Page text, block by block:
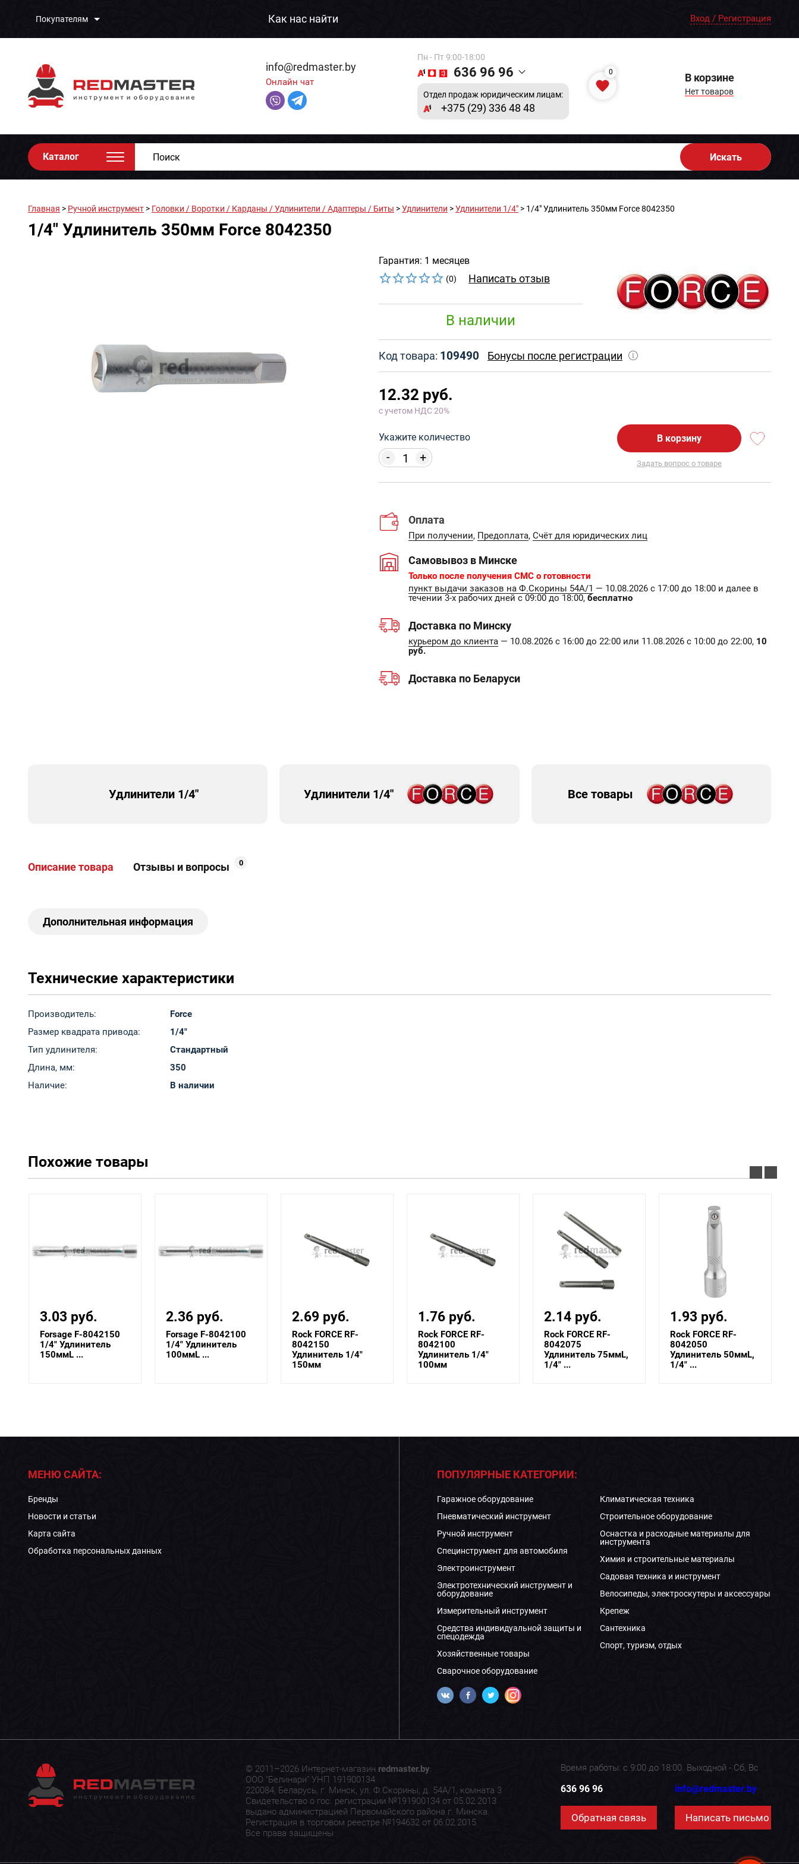
Покупателям Как нас найти Вход / Регистрация
info@redmaster.by
Онлайн чат
Пн - Пт 9:00-18:00
636 96 96
Отдел продаж юридическим лицам:
+375 (29) 336 48 48
0 В корзине
Нет товаров
Каталог Искать
Главная > Ручной инструмент > Головки / Воротки / Карданы / Удлинители / Адаптеры / Биты >Удлинители >Удлинители 1/4" > 1/4" Удлинитель 350мм Force 8042350
1/4" Удлинитель 350мм Force 8042350
Гарантия: 1 месяцев
(0) Написать отзыв
В наличии
Код товара: 109490 Бонусы после регистрации
12.32 руб.
с учетом НДС 20%
Укажите количество
+
-
В корзину
Задать вопрос о товаре
Оплата
При получении, Предоплата, Счёт для юридических лиц
Самовывоз в Минске
Только после получения СМС о готовности
пункт выдачи заказов на Ф.Скорины 54А/1 — 10.08.2026 с 17:00 до 18:00 и далее в
течении 3-х рабочих дней с 09:00 до 18:00, бесплатно
Доставка по Минску
курьером до клиента — 10.08.2026 с 16:00 до 22:00 или 11.08.2026 с 10:00 до 22:00, 10
руб.
Доставка по Беларуси
Удлинители 1/4" Удлинители 1/4" Все товары
Описание товара Отзывы и вопросы 0
Дополнительная информация
Технические характеристики
Производитель:
Force
Размер квадрата привода:
1/4"
Тип удлинителя:
Стандартный
Длина, мм:
350
Наличие:
В наличии
Похожие товары
2.36 руб.
Forsage F-8042100
1/4" Удлинитель
100ммL ...
2.69 руб.
Rock FORCE RF-
8042150
Удлинитель 1/4"
1.76 руб.
Rock FORCE RF-
8042100
Удлинитель 1/4"
100мм
2.14 руб.
Rock FORCE RF-
8042075
Удлинитель 75ммL,
1/4" ...
1.93 руб.
Rock FORCE RF-
8042050
Удлинитель 50ммL,
1/4" ...
10.97 руб.
Force 8042250W
Удлинитель 1/4"
качающийся 250мм
...
МЕНЮ САЙТА:
Бренды
Новости и статьи
Карта сайта
Обработка персональных данных
ПОПУЛЯРНЫЕ КАТЕГОРИИ:
Гаражное оборудование
Пневматический инструмент
Ручной инструмент
Специнструмент для автомобиля
Электроинструмент
Электротехнический инструмент и
оборудование
Измерительный инструмент
Средства индивидуальной защиты и
спецодежда
Хозяйственные товары
Сварочное оборудование
Климатическая техника
Строительное оборудование
Оснастка и расходные материалы для
инструмента
Химия и строительные материалы
Садовая техника и инструмент
Велосипеды, электроскутеры и аксессуары
Крепеж
Сантехника
Спорт, туризм, отдых
© 2011–2026 Интернет-магазин redmaster.by.
ООО "Белинари" УНП 191900134
220084, Беларусь, г. Минск, ул. Ф.Скорины, д. 54А/1, комната 3
Свидетельство о гос. регистрации №191900134 от 05.02.2013
выдано администрацией Первомайского района г. Минска.
Регистрация в торговом реестре №194632 от 06.02.2015
Все права защищены
Время работы: с 9:00 до 18:00. Выходной - Сб, Вс
636 96 96
Обратная связь
info@redmaster.by
Написать письмо